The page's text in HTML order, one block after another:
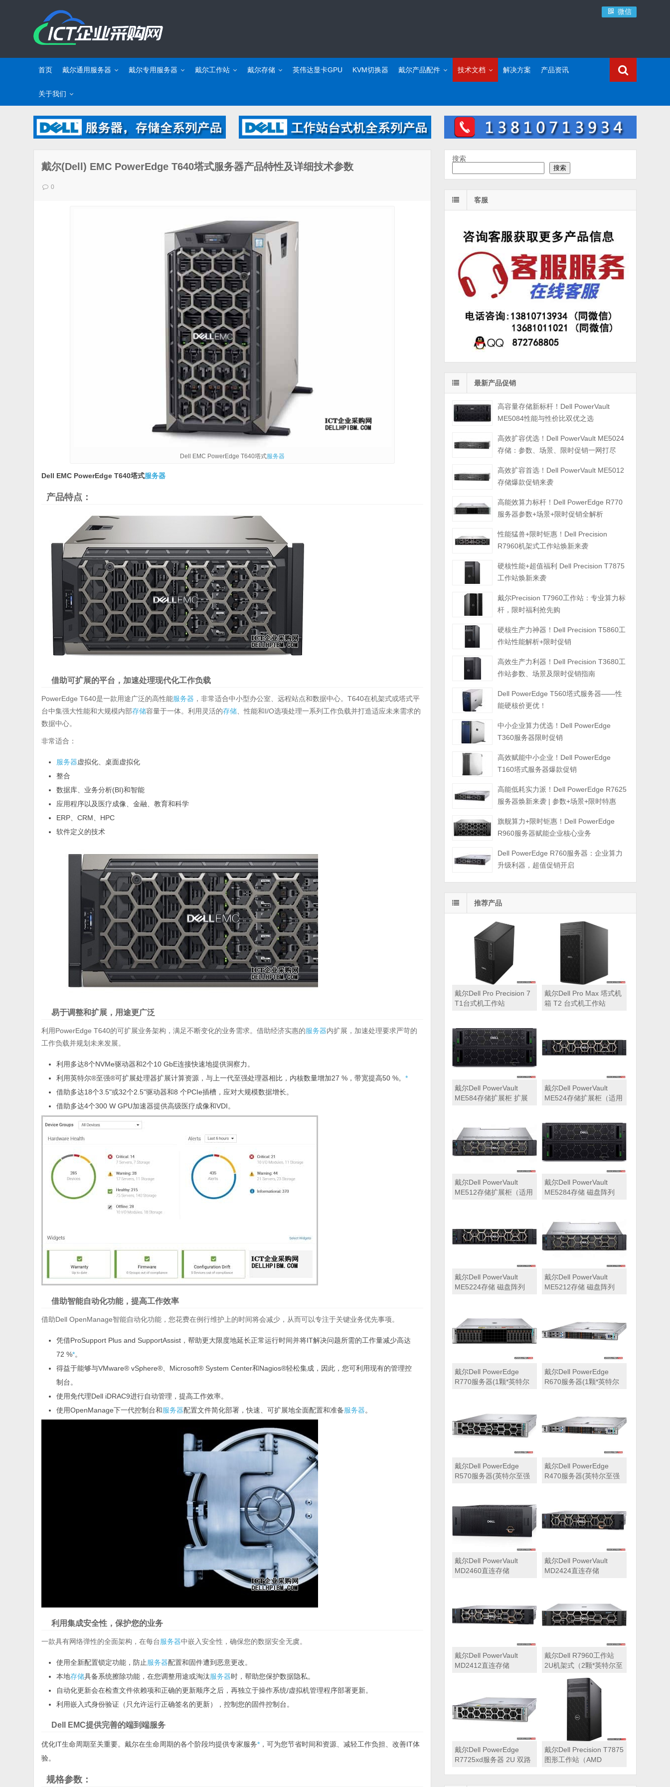
微信
首页 戴尔通用服务器 戴尔专用服务器 戴尔工作站 戴尔存储 英伟达显卡GPU KVM切换器 戴尔产品配件 技术文档 解决方案 产品资讯
关于我们
戴尔(Dell) EMC PowerEdge T640塔式服务器产品特性及详细技术参数
0
Dell EMC PowerEdge T640塔式服务器
Dell EMC PowerEdge T640塔式服务器
产品特点：
借助可扩展的平台，加速处理现代化工作负载
PowerEdge T640是一款用途广泛的高性能服务器 ，非常适合中小型办公室、远程站点和数据中心。T640在机架式或塔式平
台中集强大性能和大规模内部存储容量于一体。利用灵活的存储、性能和I/O选项处理一系列工作负载并打造适应未来需求的
数据中心。
非常适合：
服务器虚拟化、桌面虚拟化
整合
数据库、业务分析(BI)和智能
应用程序以及医疗成像、金融、教育和科学
ERP、CRM、HPC
软件定义的技术
易于调整和扩展，用途更广泛
利用PowerEdge T640的可扩展业务架构，满足不断变化的业务需求。借助经济实惠的服务器内扩展，加速处理要求严苛的
工作负载并规划未来发展。
利用多达8个NVMe驱动器和2个10 GbE连接快速地提供洞察力。
利用英特尔®至强®可扩展处理器扩展计算资源，与上一代至强处理器相比，内核数量增加27 %，带宽提高50 %。*
借助多达18个3.5"或32个2.5"驱动器和8 个PCIe插槽，应对大规模数据增长。
借助多达4个300 W GPU加速器提供高级医疗成像和VDI。
借助智能自动化功能，提高工作效率
借助Dell OpenManage智能自动化功能，您花费在例行维护上的时间将会减少，从而可以专注于关键业务优先事项。
凭借ProSupport Plus and SupportAssist，帮助更大限度地延长正常运行时间并将IT解决问题所需的工作量减少高达
72 %*。
得益于能够与VMware® vSphere®、Microsoft® System Center和Nagios®轻松集成，因此，您可利用现有的管理控
制台。
使用免代理Dell iDRAC9进行自动管理，提高工作效率。
使用OpenManage下一代控制台和服务器配置文件简化部署，快速、可扩展地全面配置和准备服务器。
利用集成安全性，保护您的业务
一款具有网络弹性的全面架构，在每台服务器中嵌入安全性，确保您的数据安全无虞。
使用全新配置锁定功能，防止服务器配置和固件遭到恶意更改。
本地存储具备系统擦除功能，在您调整用途或淘汰服务器时，帮助您保护数据隐私。
自动化更新会在检查文件依赖项和正确的更新顺序之后，再独立于操作系统/虚拟机管理程序部署更新。
利用嵌入式身份验证（只允许运行正确签名的更新），控制您的固件控制台。
Dell EMC提供完善的端到端服务
优化IT生命周期至关重要。戴尔在生命周期的各个阶段均提供专家服务* ，可为您节省时间和资源、减轻工作负担、改善IT体
验。
规格参数：
搜索
搜索
客服
最新产品促销
高容量存储新标杆！Dell PowerVault
ME5084性能与性价比双优之选
高效扩容优选！Dell PowerVault ME5024
存储：参数、场景、限时促销一网打尽
高效扩容首选！Dell PowerVault ME5012
存储爆款促销来袭
高能效算力标杆！Dell PowerEdge R770
服务器参数+场景+限时促销全解析
性能猛兽+限时钜惠！Dell Precision
R7960机架式工作站焕新来袭
硬核性能+超值福利 Dell Precision T7875
工作站焕新来袭
戴尔Precision T7960工作站：专业算力标
杆，限时福利抢先购
硬核生产力神器！Dell Precision T5860工
作站性能解析+限时促销
高效生产力利器！Dell Precision T3680工
作站参数、场景及限时促销指南
Dell PowerEdge T560塔式服务器——性
能硬核价更优！
中小企业算力优选！Dell PowerEdge
T360服务器限时促销
高效赋能中小企业！Dell PowerEdge
T160塔式服务器爆款促销
高能低耗实力派！Dell PowerEdge R7625
服务器焕新来袭 | 参数+场景+限时特惠
旗舰算力+限时钜惠！Dell PowerEdge
R960服务器赋能企业核心业务
Dell PowerEdge R760服务器：企业算力
升级利器，超值促销开启
推荐产品
戴尔Dell Pro Precision 7
T1台式机工作站
戴尔Dell Pro Max 塔式机
箱 T2 台式机工作站
戴尔Dell PowerVault
ME584存储扩展柜 扩展
ME5224，ME5284等主
存储扩展）
戴尔Dell PowerVault
ME524存储扩展柜（适用
戴尔Dell PowerVault
ME512存储扩展柜（适用
戴尔Dell PowerVault
ME5284存储 磁盘阵列
戴尔Dell PowerVault
ME5224存储 磁盘阵列
戴尔Dell PowerVault
ME5212存储 磁盘阵列
戴尔Dell PowerEdge
R770服务器(1颗*英特尔
PERC H965i阵列卡丨
800W双电源丨三年保修)
戴尔Dell PowerEdge
R670服务器(1颗*英特尔
PERC H965i阵列卡丨
800W双电源丨三年保修)
戴尔Dell PowerEdge
R570服务器(英特尔至强
SSD固态硬盘丨PERC
H965i阵列卡丨800W双电
源丨三年保修)
戴尔Dell PowerEdge
R470服务器(英特尔至强
H965i阵列卡丨800W双电
源丨三年保修)
戴尔Dell PowerVault
MD2460直连存储
戴尔Dell PowerVault
MD2424直连存储
戴尔Dell PowerVault
MD2412直连存储
戴尔Dell R7960工作站
2U机架式（2颗*英特尔至
十四核心丨256GB 内存
丨1T固态硬盘+2块*8TB
硬盘丨2*RTX A6000
48GB显卡丨2400W双电
源丨三年质保）
戴尔Dell PowerEdge
R7725xd服务器 2U 双路
戴尔Dell Precision T7875
图形工作站（AMD